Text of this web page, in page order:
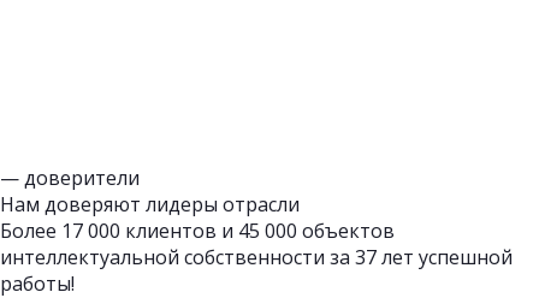
— доверители
Нам доверяют лидеры отрасли
Более 17 000 клиентов и 45 000 объектов
интеллектуальной собственности за 37 лет успешной
работы!